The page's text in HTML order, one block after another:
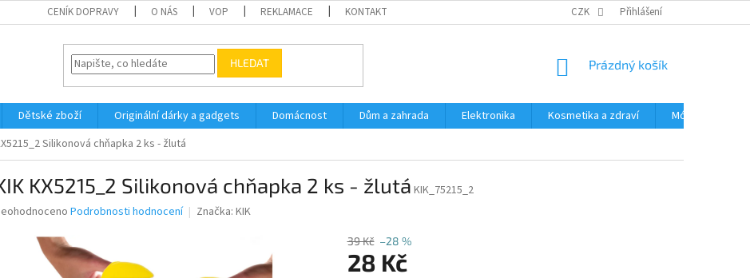
CENÍK DOPRAVY O NÁS VOP REKLAMACE KONTAKT PODMÍNKY OCHRANY OSOBNÍCH ÚDAJŮ ČASTÉ DOTAZY A
CZK Přihlášení
HLEDAT
NÁKUPNÍ
Prázdný košík
Dětské zboží Originální dárky a gadgets Domácnost Dům a zahrada Elektronika Kosmetika a zdraví Móda
Silikonová chňapka 2 ks - žlutá
KX5215_2 Silikonová chňapka 2 ks - žlutá KIK_75215_2
produktu
Podrobnosti hodnocení Značka: KIK
39 Kč –28 %
28 Kč